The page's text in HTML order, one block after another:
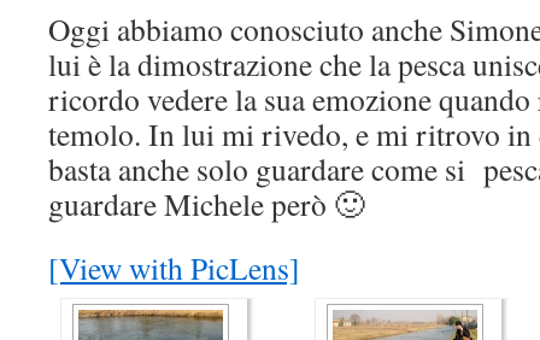
Oggi abbiamo conosciuto anche
lui è la dimostrazione che la pesca
ricordo vedere la sua emozione quando
temolo. In lui mi rivedo, e mi ritrovo in
basta anche solo guardare come si
guardare Michele però 🙂
[View with PicLens]